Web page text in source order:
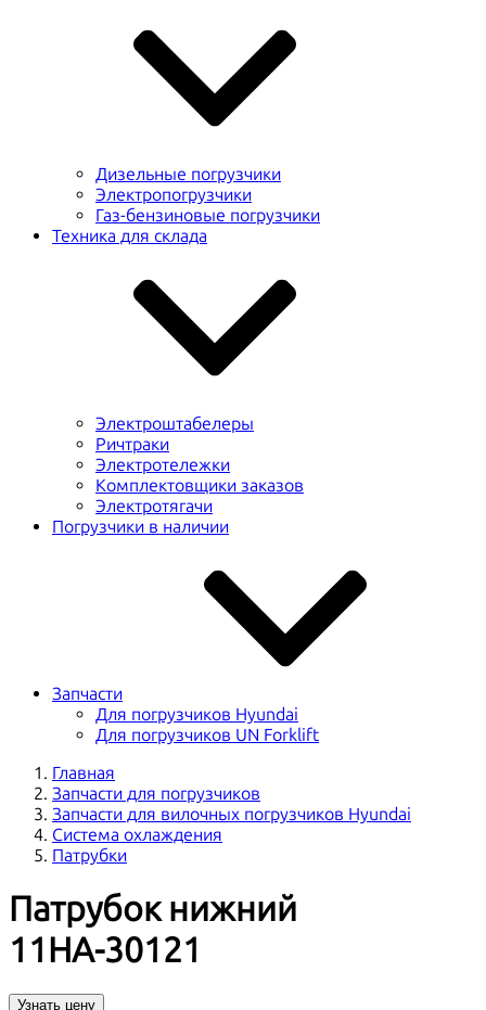
Дизельные погрузчики
Электропогрузчики
Газ-бензиновые погрузчики
Техника для склада
Электроштабелеры
Ричтраки
Электротележки
Комплектовщики заказов
Электротягачи
Погрузчики в наличии
Запчасти
Для погрузчиков Hyundai
Для погрузчиков UN Forklift
Главная
Запчасти для погрузчиков
Запчасти для вилочных погрузчиков Hyundai
Система охлаждения
Патрубки
Патрубок нижний
11НА-30121
Узнать цену